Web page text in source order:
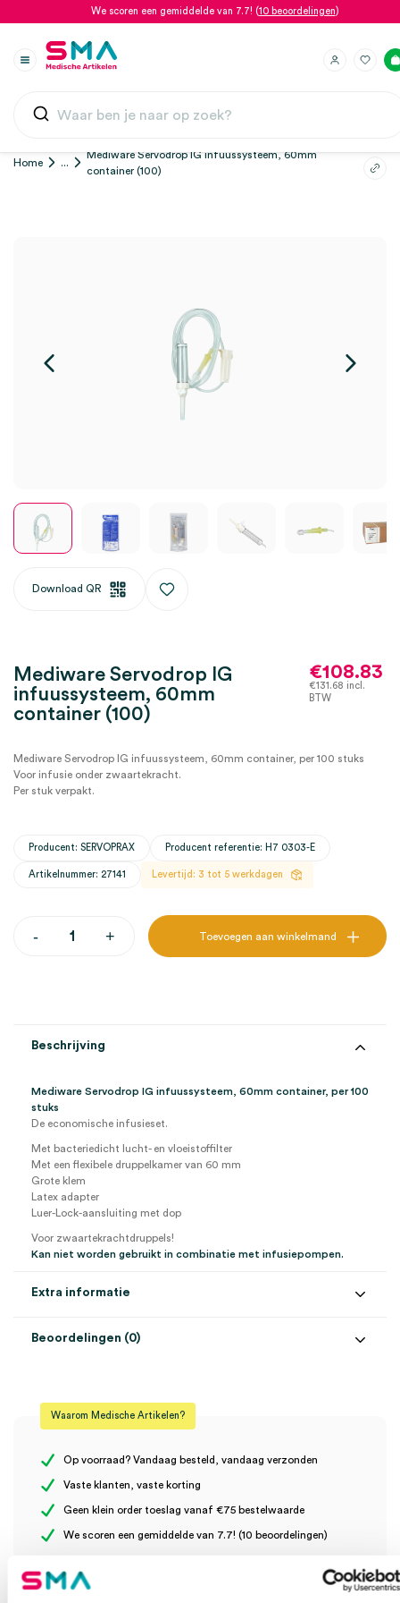
We scoren een gemiddelde van 7.7! (10 beoordelingen)
Home ...
Mediware Servodrop IG infuussysteem, 60mm
container (100)
Download QR
Mediware Servodrop IG
infuussysteem, 60mm
container (100)
€108.83
€131.68 incl.
BTW
Mediware Servodrop IG infuussysteem, 60mm container, per 100 stuks
Voor infusie onder zwaartekracht.
Per stuk verpakt.
Producent: SERVOPRAX Producent referentie: H7 0303-E
Artikelnummer: 27141 Levertijd: 3 tot 5 werkdagen
-Mediware
aantal
+ Toevoegen aan winkelmand
Beschrijving
Mediware Servodrop IG infuussysteem, 60mm container, per 100
stuks
De economische infusieset.
Met bacteriedicht lucht- en vloeistoffilter
Met een flexibele druppelkamer van 60 mm
Grote klem
Latex adapter
Luer-Lock-aansluiting met dop
Voor zwaartekrachtdruppels!
Kan niet worden gebruikt in combinatie met infusiepompen.
Extra informatie
Steriel onsteriel
Beoordelingen (0)
Er zijn nog geen beoordelingen.
60mm container (100)” te beoordelen
Waarom Medische Artikelen?
Op voorraad? Vandaag besteld, vandaag verzonden
Vaste klanten, vaste korting
Geen klein order toeslag vanaf €75 bestelwaarde
We scoren een gemiddelde van 7.7! (10 beoordelingen)